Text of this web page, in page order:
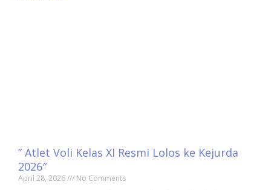
” Atlet Voli Kelas XI Resmi Lolos ke Kejurda
2026″
April 28, 2026 No Comments